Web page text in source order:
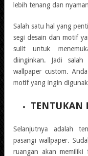
lebih tenang dan
Salah satu hal yang
segi desain dan motif
sulit untuk
diinginkan. Jadi salah
wallpaper custom.
motif yang ingin
TENTUKAN
Selanjutnya adalah
pasangi wallpaper.
ruangan akan memiliki